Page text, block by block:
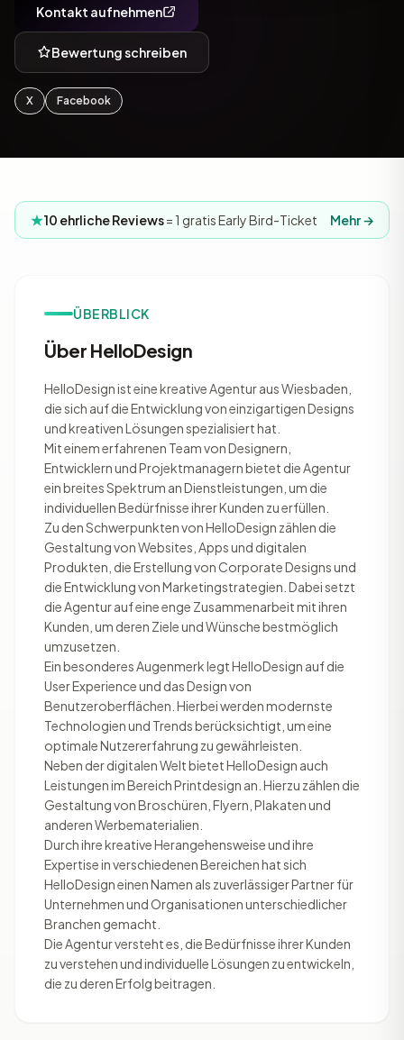
Kontakt aufnehmen
Bewertung schreiben
X Facebook
10 ehrliche Reviews= 1 gratis Early Bird-Ticket Mehr →
ÜBERBLICK
Über HelloDesign
HelloDesign ist eine kreative Agentur aus Wiesbaden,
die sich auf die Entwicklung von einzigartigen Designs
und kreativen Lösungen spezialisiert hat.
Mit einem erfahrenen Team von Designern,
Entwicklern und Projektmanagern bietet die Agentur
ein breites Spektrum an Dienstleistungen, um die
individuellen Bedürfnisse ihrer Kunden zu erfüllen.
Zu den Schwerpunkten von HelloDesign zählen die
Gestaltung von Websites, Apps und digitalen
Produkten, die Erstellung von Corporate Designs und
die Entwicklung von Marketingstrategien. Dabei setzt
die Agentur auf eine enge Zusammenarbeit mit ihren
Kunden, um deren Ziele und Wünsche bestmöglich
umzusetzen.
Ein besonderes Augenmerk legt HelloDesign auf die
User Experience und das Design von
Benutzeroberflächen. Hierbei werden modernste
Technologien und Trends berücksichtigt, um eine
optimale Nutzererfahrung zu gewährleisten.
Neben der digitalen Welt bietet HelloDesign auch
Leistungen im Bereich Printdesign an. Hierzu zählen die
Gestaltung von Broschüren, Flyern, Plakaten und
anderen Werbematerialien.
Durch ihre kreative Herangehensweise und ihre
Expertise in verschiedenen Bereichen hat sich
HelloDesign einen Namen als zuverlässiger Partner für
Unternehmen und Organisationen unterschiedlicher
Branchen gemacht.
Die Agentur versteht es, die Bedürfnisse ihrer Kunden
zu verstehen und individuelle Lösungen zu entwickeln,
die zu deren Erfolg beitragen.